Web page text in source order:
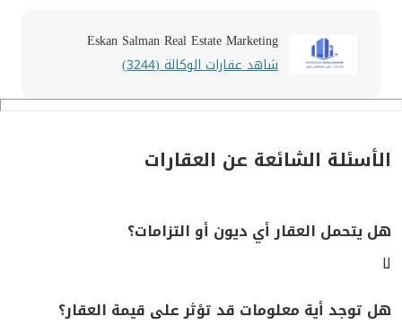
Eskan Salman Real Estate Marketing
شاهد عقارات الوكالة (3244)
الأسئلة الشائعة عن العقارات
هل يتحمل العقار أي ديون أو التزامات؟
لا
هل توجد أية معلومات قد تؤثر على قيمة العقار؟